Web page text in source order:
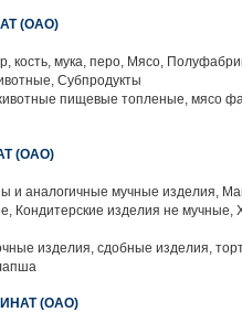
(ОАО)
кость, мука, перо, Мясо,
Субпродукты
пищевые топленые, мясо
(ОАО)
и аналогичные мучные изделия,
Кондитерские изделия не мучные,
изделия, сдобные изделия,
(ОАО)